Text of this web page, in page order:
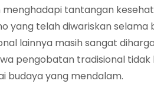
menghadapi tantangan
yang telah diwariskan
lainnya masih sangat
pengobatan tradisional
budaya yang mendalam.